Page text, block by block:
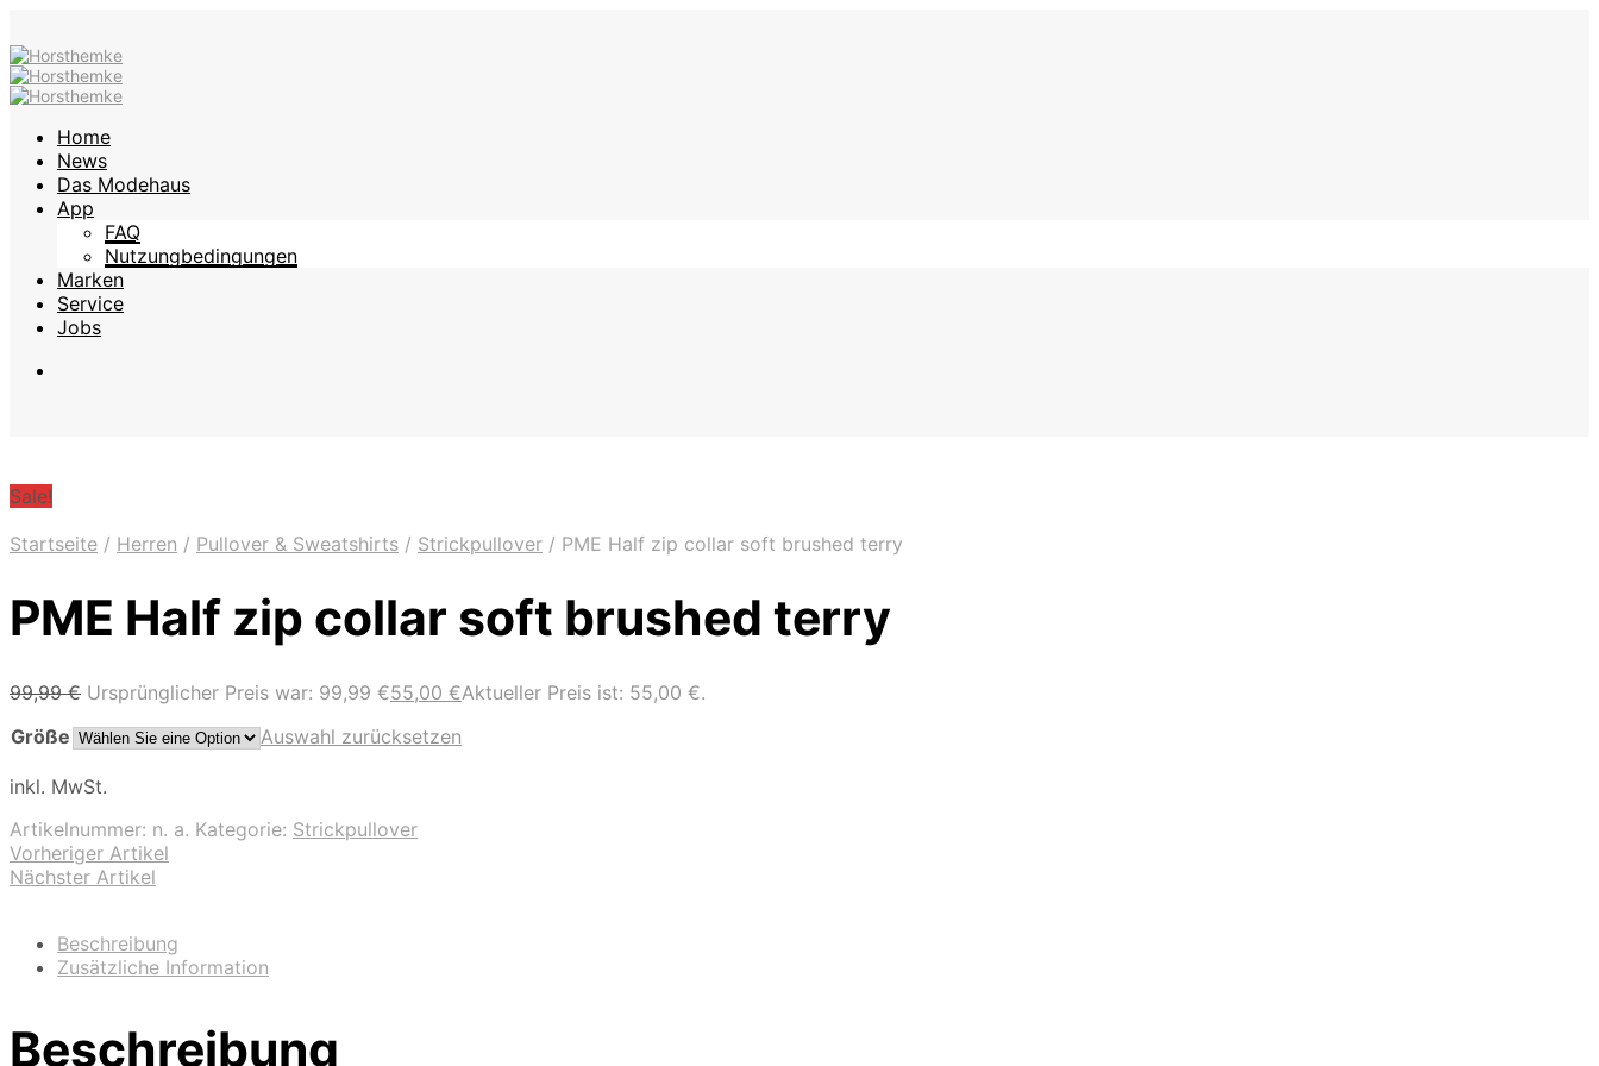
Home
News
Das Modehaus
App
FAQ
Nutzungbedingungen
Marken
Service
Jobs
Sale!
Startseite / Herren / Pullover & Sweatshirts / Strickpullover / PME Half zip collar soft brushed terry
PME Half zip collar soft brushed terry
99,99€ Ursprünglicher Preis war: 99,99 €55,00 €Aktueller Preis ist: 55,00 €.
Größe
Auswahl zurücksetzen
inkl. MwSt.
Artikelnummer: n. a. Kategorie: Strickpullover
Vorheriger Artikel
Nächster Artikel
Beschreibung
Zusätzliche Information
Beschreibung